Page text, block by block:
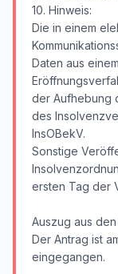
10. Hinweis:
Die in einem
Daten aus
der Aufhebung
des
InsOBekV.
Sonstige
ersten Tag der
Auszug aus
Der Antrag ist
eingegangen.